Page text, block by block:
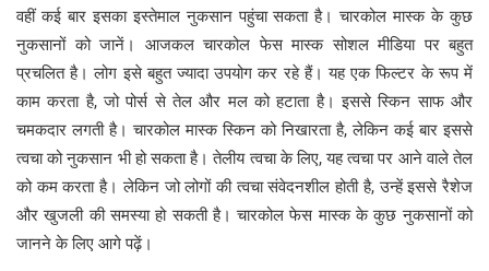
वहीं कई बार इसका इस्तेमाल नुकसान पहुंचा सकता है। चारकोल मास्क के कुछ
नुकसानों को जानें। आजकल चारकोल फेस मास्क सोशल मीडिया पर बहुत
प्रचलित है। लोग इसे बहुत ज्यादा उपयोग कर रहे हैं। यह एक फिल्टर के रूप में
काम करता है, जो पोर्स से तेल और मल को हटाता है। इससे स्किन साफ और
चमकदार लगती है। चारकोल मास्क स्किन को निखारता है, लेकिन कई बार इससे
त्वचा को नुकसान भी हो सकता है। तेलीय त्वचा के लिए, यह त्वचा पर आने वाले तेल
को कम करता है। लेकिन जो लोगों की त्वचा संवेदनशील होती है, उन्हें इससे रैशेज
और खुजली की समस्या हो सकती है। चारकोल फेस मास्क के कुछ नुकसानों को
जानने के लिए आगे पढ़ें।